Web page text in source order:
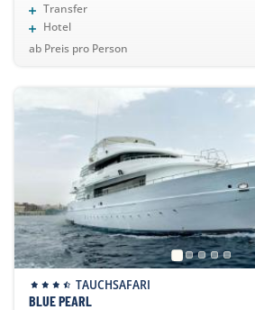
Transfer
Hotel
ab Preis pro Person
TAUCHSAFARI
BLUE PEARL